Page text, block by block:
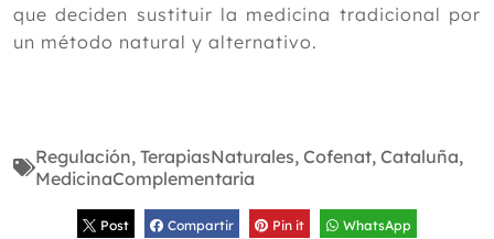
que deciden sustituir la medicina tradicional por
un método natural y alternativo.
Regulación, TerapiasNaturales, Cofenat, Cataluña,
MedicinaComplementaria
Post Compartir Pin it WhatsApp